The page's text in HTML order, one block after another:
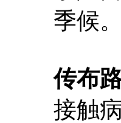
季候。
传布
接触